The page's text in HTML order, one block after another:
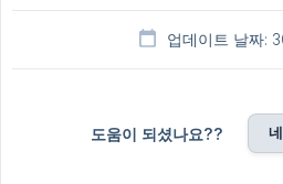
업데이트 날짜:
도움이 되셨나요?? 네